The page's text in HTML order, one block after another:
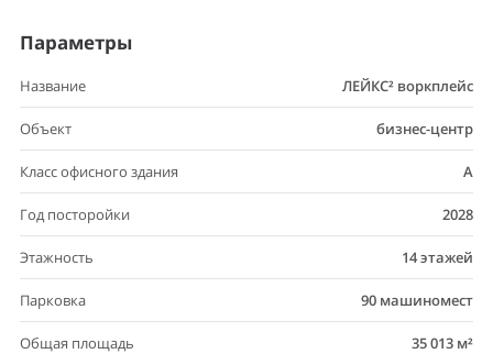
Параметры
Название ЛЕЙКС² воркплейс
Объект бизнес-центр
Класс офисного здания A
Год посторойки 2028
Этажность 14 этажей
Парковка 90 машиномест
Общая площадь 35 013 м²